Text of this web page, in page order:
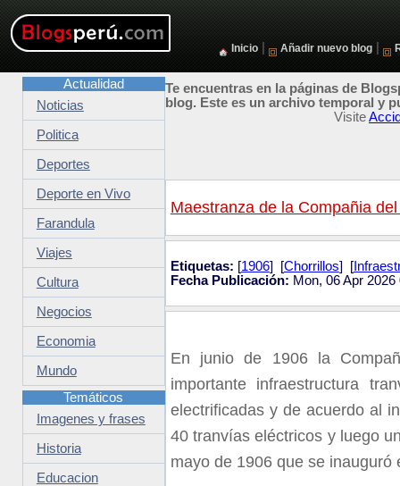
Inicio Añadir nuevo blog
Te encuentras en la páginas de
blog. Este es un archivo temporal y
Visite
Maestranza de la Compañia
Etiquetas: [1906] [Chorrillos] [
Fecha Publicación: Mon, 06 Apr
En junio de 1906 la
importante infraestructura
electrificadas y de acuerdo al
40 tranvías eléctricos y luego
mayo de 1906 que se inauguró
Actualidad
Noticias
Politica
Deportes
Deporte en Vivo
Farandula
Viajes
Cultura
Negocios
Economia
Mundo
Temáticos
Imagenes y frases
Historia
Educacion